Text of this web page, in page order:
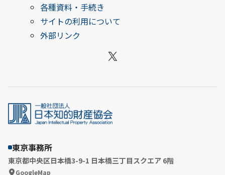
各種資料・手続き
サイトの利用について
外部リンク
X
東京事務所
東京都中央区日本橋3-9-1 日本橋三丁目スクエア 6階
GoogleMap